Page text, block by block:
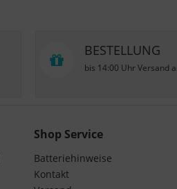
BESTELLUNG
bis 14:00 Uhr Versand
Shop Service
Batteriehinweise
Kontakt